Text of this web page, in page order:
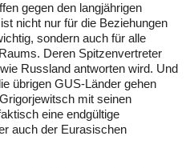
gegen den langjährigen
nicht nur für die Beziehungen
sondern auch für alle
Deren Spitzenvertreter
Russland antworten wird. Und
übrigen GUS-Länder gehen
mit seinen
eine endgültige
auch der Eurasischen